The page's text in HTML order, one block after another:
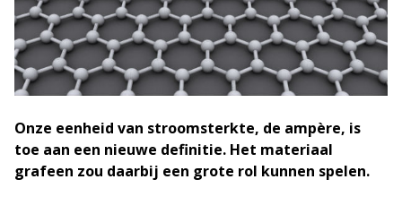
Onze eenheid van stroomsterkte, de ampère, is
toe aan een nieuwe definitie. Het materiaal
grafeen zou daarbij een grote rol kunnen spelen.